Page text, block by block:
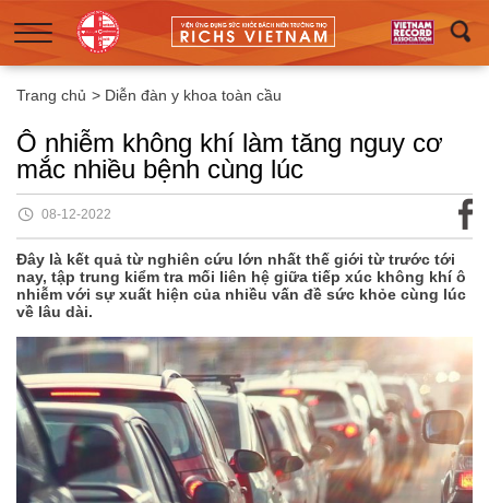
Trang chủ > Diễn đàn y khoa toàn cầu
Ô nhiễm không khí làm tăng nguy cơ
mắc nhiều bệnh cùng lúc
08-12-2022
Đây là kết quả từ nghiên cứu lớn nhất thế giới từ trước tới
nay, tập trung kiểm tra mối liên hệ giữa tiếp xúc không khí ô
nhiễm với sự xuất hiện của nhiều vấn đề sức khỏe cùng lúc
về lâu dài.